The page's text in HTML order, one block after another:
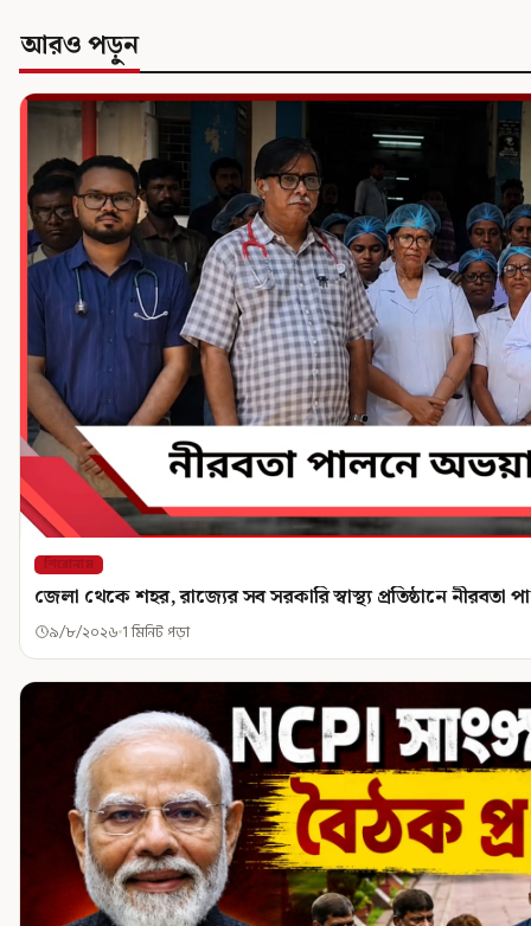
আরও পড়ুন
শিরোনাম
জেলা থেকে শহর, রাজ্যের সব সরকারি স্বাস্থ্য প্রতিষ্ঠানে নীরবতা
৯/৮/২০২৬ 1 মিনিট পড়া